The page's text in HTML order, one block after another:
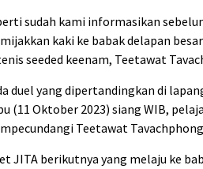
sudah kami informasikan
kaki ke babak delapan
seeded keenam, Teetawat
duel yang dipertandingkan di
(11 Oktober 2023) siang WIB,
Teetawat
JITA berikutnya yang melaju ke